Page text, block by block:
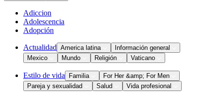
Adiccion
Adolescencia
Adopción
Actualidad America latina
Información general
Mexico
Mundo Religión Vaticano
Estilo de vida Familia
For Her &amp; For Men
Pareja y sexualidad
Salud Vida profesional